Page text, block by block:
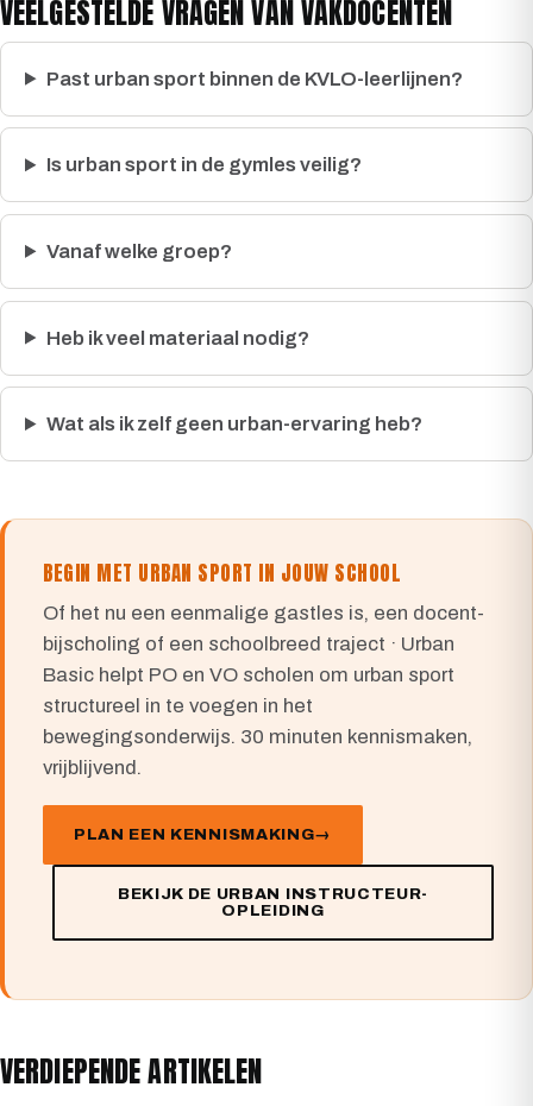
VEELGESTELDE VRAGEN VAN VAKDOCENTEN
Past urban sport binnen de KVLO-leerlijnen?
Is urban sport in de gymles veilig?
Vanaf welke groep?
Heb ik veel materiaal nodig?
Wat als ik zelf geen urban-ervaring heb?
BEGIN MET URBAN SPORT IN JOUW SCHOOL
Of het nu een eenmalige gastles is, een docent-
bijscholing of een schoolbreed traject · Urban
Basic helpt PO en VO scholen om urban sport
structureel in te voegen in het
bewegingsonderwijs. 30 minuten kennismaken,
vrijblijvend.
PLAN EEN KENNISMAKING
BEKIJK DE URBAN INSTRUCTEUR-
OPLEIDING
VERDIEPENDE ARTIKELEN